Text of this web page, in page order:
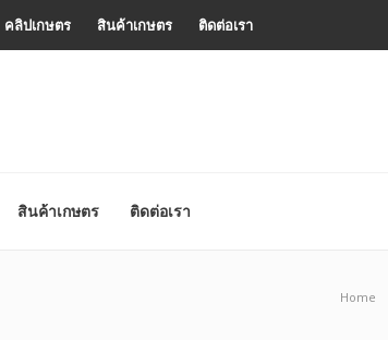
คลิปเกษตร สินค้าเกษตร ติดต่อเรา
สินค้าเกษตร ติดต่อเรา
Home